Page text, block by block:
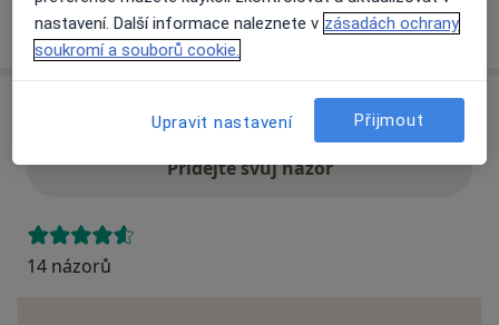
Více
o adrese
Přidejte svůj názor
14 názorů
nastavení. Další informace naleznete v zásadách ochrany
soukromí a souborů cookie.
Upravit nastavení Přijmout